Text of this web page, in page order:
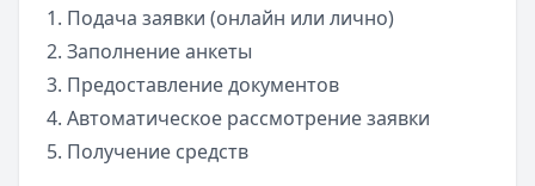
Подача заявки (онлайн или лично)
Заполнение анкеты
Предоставление документов
Автоматическое рассмотрение заявки
Получение средств